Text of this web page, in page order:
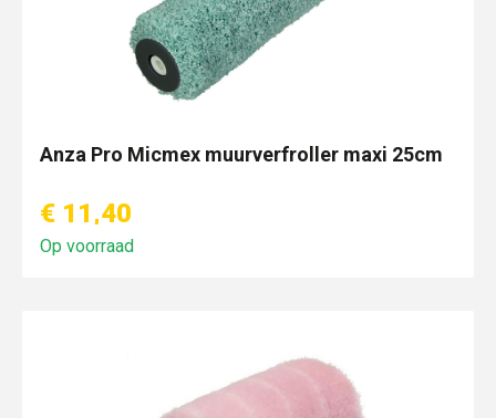
Anza Pro Micmex muurverfroller maxi 25cm
€ 11,40
Op voorraad